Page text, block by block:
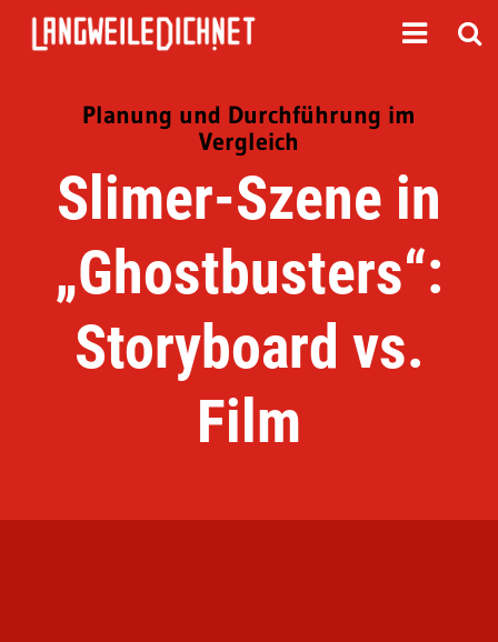
Planung und Durchführung im
Vergleich
Slimer-Szene in
„Ghostbusters“:
Storyboard vs.
Film